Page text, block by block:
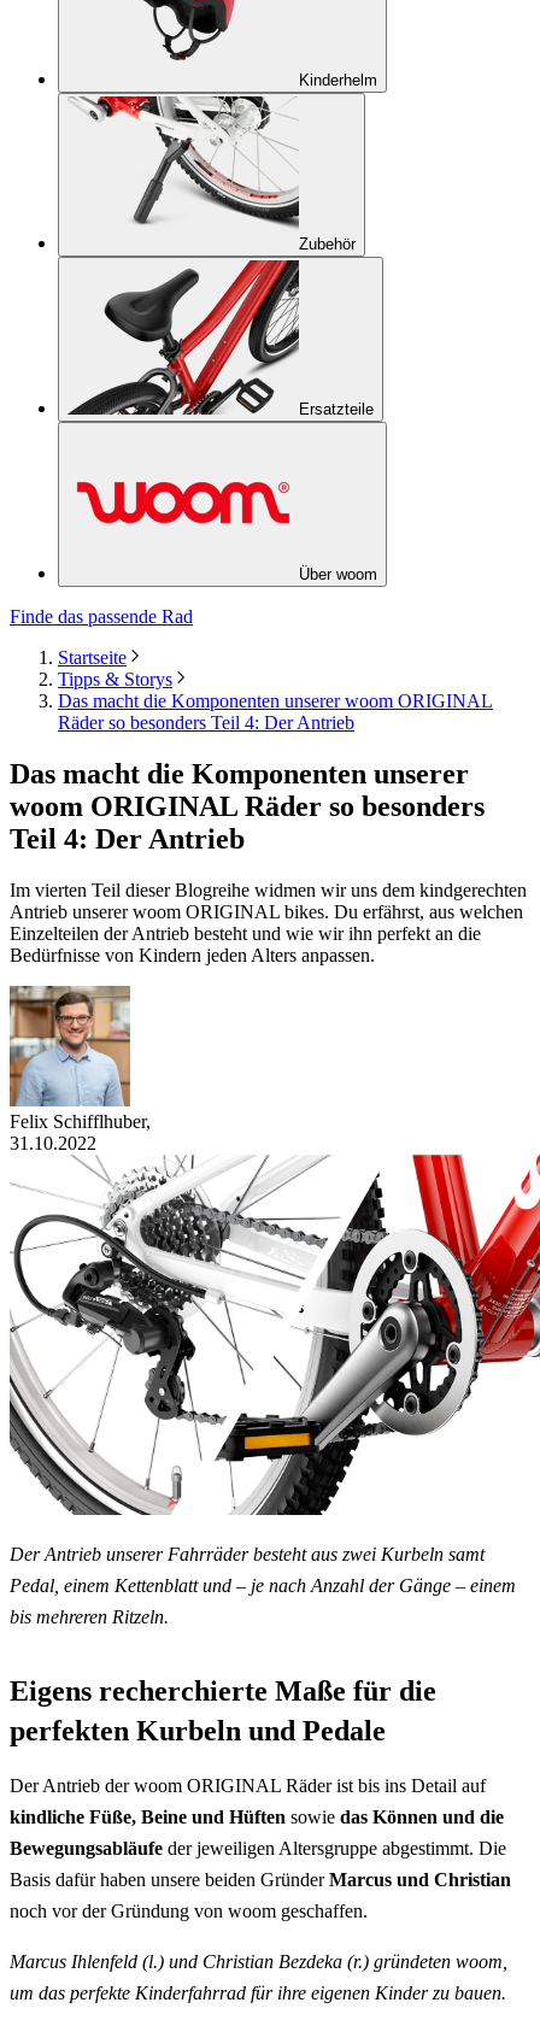
Kinderhelm
Zubehör
Ersatzteile
Über woom
Finde das passende Rad
Startseite
Tipps & Storys
Das macht die Komponenten unserer woom ORIGINAL
Räder so besonders Teil 4: Der Antrieb
Das macht die Komponenten unserer
woom ORIGINAL Räder so besonders
Teil 4: Der Antrieb
Im vierten Teil dieser Blogreihe widmen wir uns dem kindgerechten
Antrieb unserer woom ORIGINAL bikes. Du erfährst, aus welchen
Einzelteilen der Antrieb besteht und wie wir ihn perfekt an die
Bedürfnisse von Kindern jeden Alters anpassen.
Felix Schifflhuber,
31.10.2022
Der Antrieb unserer Fahrräder besteht aus zwei Kurbeln samt
Pedal, einem Kettenblatt und – je nach Anzahl der Gänge – einem
bis mehreren Ritzeln.
Eigens recherchierte Maße für die
perfekten Kurbeln und Pedale
Der Antrieb der woom ORIGINAL Räder ist bis ins Detail auf
kindliche Füße, Beine und Hüften sowie das Können und die
Bewegungsabläufe der jeweiligen Altersgruppe abgestimmt. Die
Basis dafür haben unsere beiden GründerMarcus und Christian
noch vor der Gründung von woom geschaffen.
Marcus Ihlenfeld (l.) und Christian Bezdeka (r.) gründeten woom,
um das perfekte Kinderfahrrad für ihre eigenen Kinder zu bauen.